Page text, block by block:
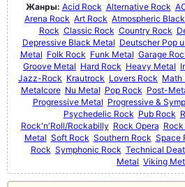
Жанры: Acid Rock Alternative Rock
Arena Rock Art Rock Atmospheric
Rock Classic Rock Country Rock
Depressive Black Metal Deutscher Pop
Metal Folk Rock Funk Metal Garage
Groove Metal Hard Rock Heavy Metal
Jazz-Rock Krautrock Lovers Rock Math
Metalcore Nu Metal Pop Rock Post-
Progressive Metal Progressive &
Psychedelic Rock Pub Rock
Rock'n'Roll/Rockabilly Rock Opera Rock
Metal Soft Rock Southern Rock Space
Rock Symphonic Rock Technical
Metal Viking